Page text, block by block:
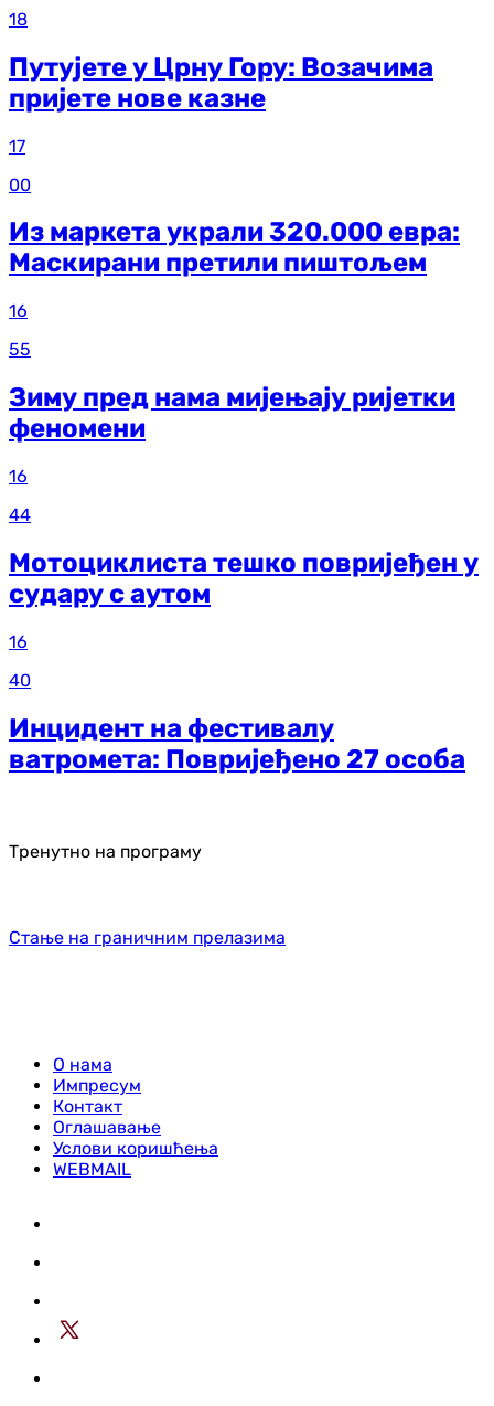
18
Путујете у Црну Гору: Возачима
пријете нове казне
17
00
Из маркета украли 320.000 евра:
Маскирани претили пиштољем
16
55
Зиму пред нама мијењају ријетки
феномени
16
44
Мотоциклиста тешко повријеђен у
судару с аутом
16
40
Инцидент на фестивалу
ватромета: Повријеђено 27 особа
Тренутно на програму
Стање на граничним прелазима
О нама
Импресум
Контакт
Оглашавање
Услови коришћења
WEBMAIL